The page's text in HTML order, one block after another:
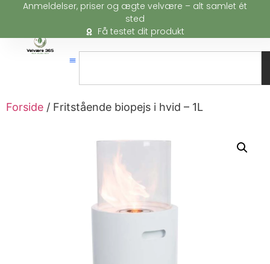
Anmeldelser, priser og ægte velvære – alt samlet ét
sted
Få testet dit produkt
Forside / Fritstående biopejs i hvid – 1L